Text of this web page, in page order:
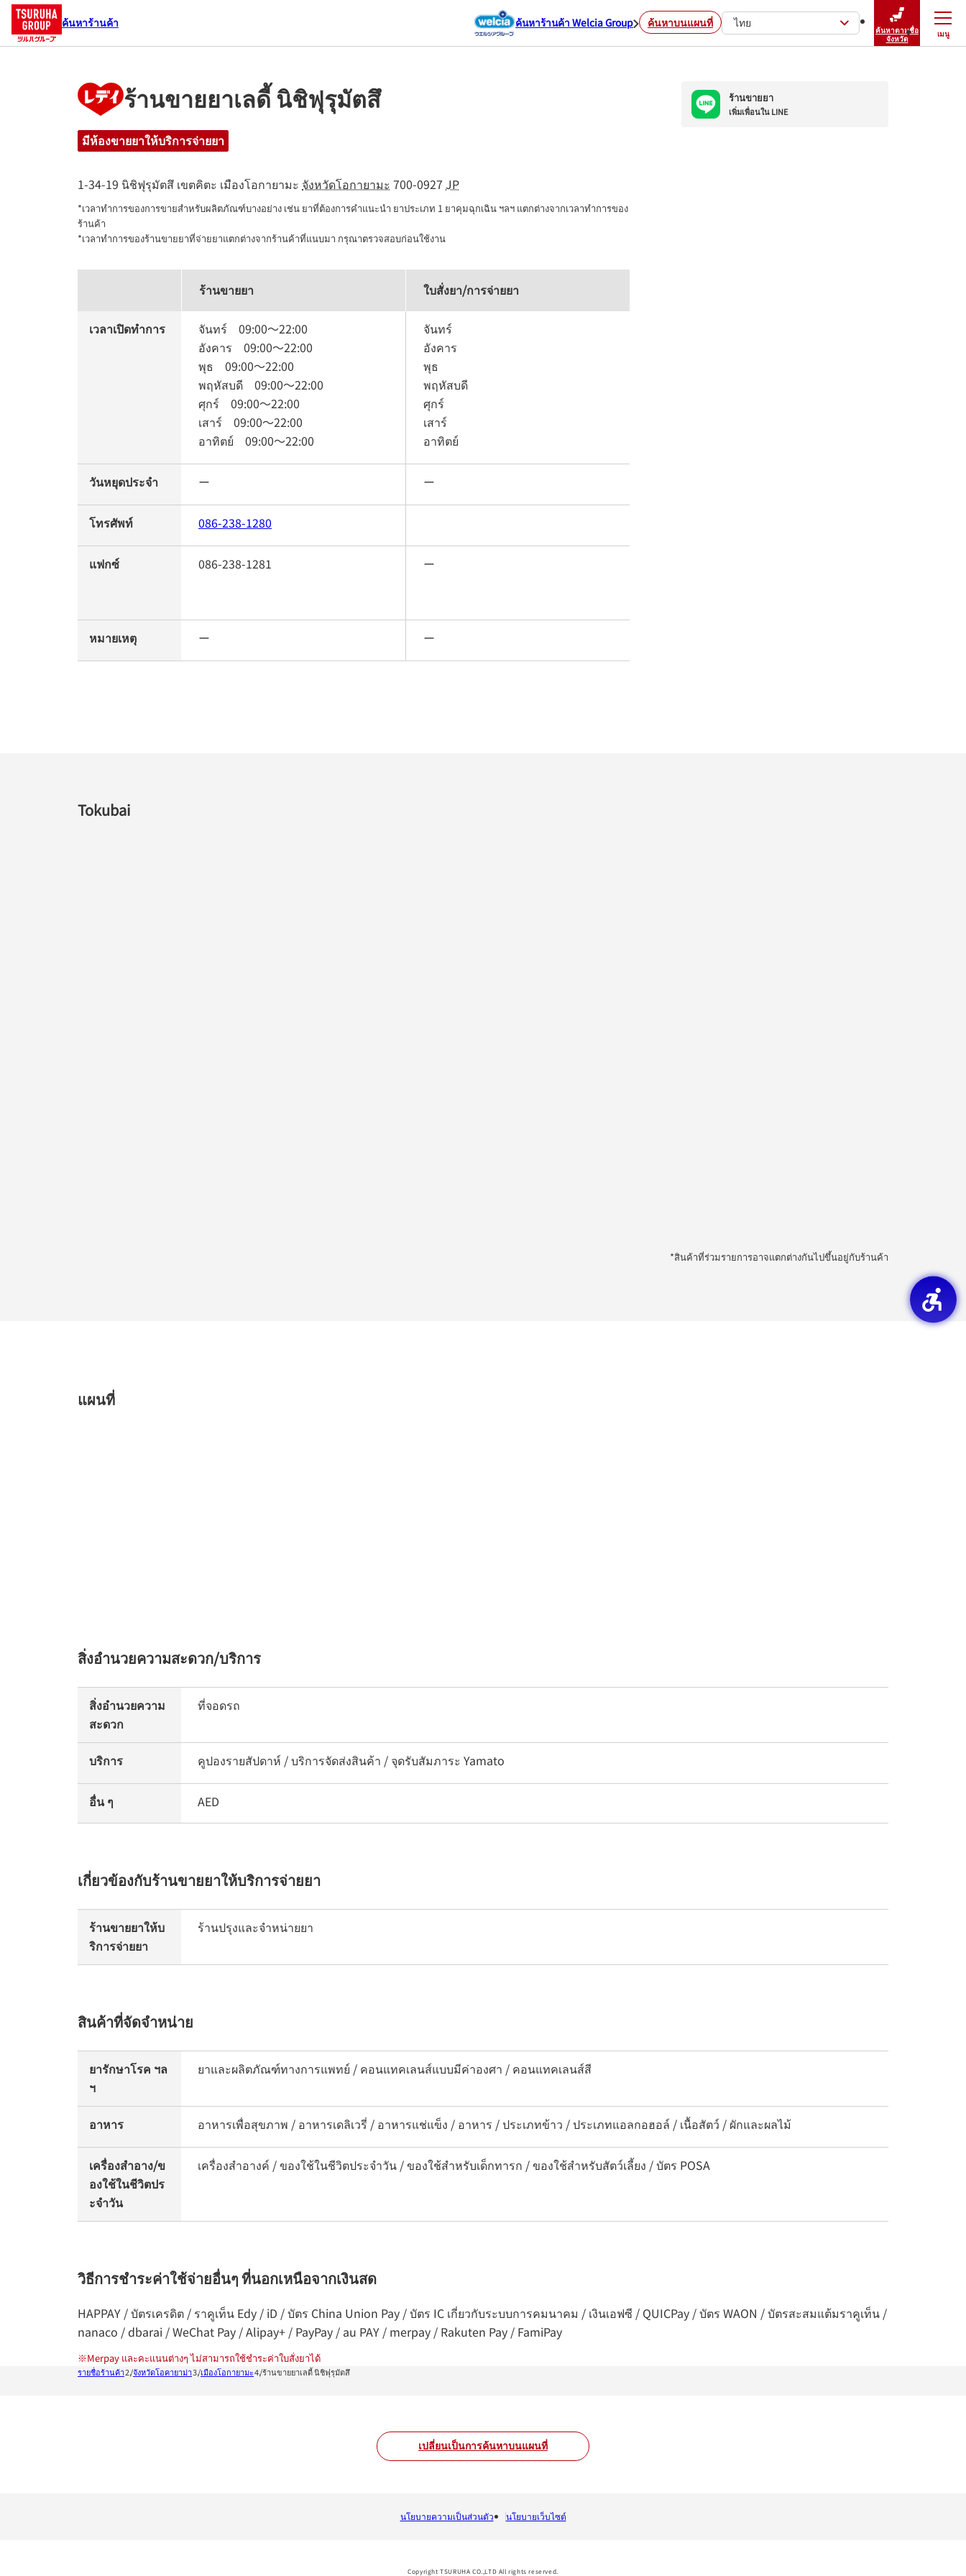
ค้นหาร้านค้า ค้นหาร้านค้า Welcia Group ค้นหาบนแผนที่ ไทย
ค้นหาตามชื่อ
จังหวัด
เมนู
ปิดเมนู
ร้านขายยาเลดี้ นิชิฟุรุมัตสึ
มีห้องขายยาให้บริการจ่ายยา
1-34-19 นิชิฟุรุมัตสึ เขตคิตะ เมืองโอกายามะ จังหวัดโอกายามะ 700-0927 JP
*เวลาทำการของการขายสำหรับผลิตภัณฑ์บางอย่าง เช่น ยาที่ต้องการคำแนะนำ ยาประเภท 1 ยาคุมฉุกเฉิน ฯลฯ แตกต่างจากเวลาทำการของ
ร้านค้า
*เวลาทำการของร้านขายยาที่จ่ายยาแตกต่างจากร้านค้าที่แนบมา กรุณาตรวจสอบก่อนใช้งาน
ร้านขายยา
เพิ่มเพื่อนใน LINE
Tokubai
*สินค้าที่ร่วมรายการอาจแตกต่างกันไปขึ้นอยู่กับร้านค้า
ร้านขายยา ใบสั่งยา/การจ่ายยา
เวลาเปิดทำการ จันทร์ 09:00～22:00
อังคาร 09:00～22:00
พุธ 09:00～22:00
พฤหัสบดี 09:00～22:00
ศุกร์ 09:00～22:00
เสาร์ 09:00～22:00
อาทิตย์ 09:00～22:00
จันทร์
อังคาร
พุธ
พฤหัสบดี
ศุกร์
เสาร์
อาทิตย์
วันหยุดประจำ ー ー
โทรศัพท์ 086-238-1280
แฟกซ์ 086-238-1281 ー
หมายเหตุ ー ー
แผนที่
สิ่งอำนวยความสะดวก/บริการ
สิ่งอำนวยความ
สะดวก
ที่จอดรถ
บริการ คูปองรายสัปดาห์ / บริการจัดส่งสินค้า / จุดรับสัมภาระ Yamato
อื่น ๆ AED
เกี่ยวข้องกับร้านขายยาให้บริการจ่ายยา
ร้านขายยาให้บ
ริการจ่ายยา
ร้านปรุงและจำหน่ายยา
สินค้าที่จัดจำหน่าย
ยารักษาโรค ฯล
ฯ
ยาและผลิตภัณฑ์ทางการแพทย์ / คอนแทคเลนส์แบบมีค่าองศา / คอนแทคเลนส์สี
อาหาร อาหารเพื่อสุขภาพ / อาหารเดลิเวรี่ / อาหารแช่แข็ง / อาหาร / ประเภทข้าว / ประเภทแอลกอฮอล์ / เนื้อสัตว์ / ผักและผลไม้
เครื่องสำอาง/ข
องใช้ในชีวิตปร
ะจำวัน
เครื่องสำอางค์ / ของใช้ในชีวิตประจำวัน / ของใช้สำหรับเด็กทารก / ของใช้สำหรับสัตว์เลี้ยง / บัตร POSA
วิธีการชำระค่าใช้จ่ายอื่นๆ ที่นอกเหนือจากเงินสด
HAPPAY / บัตรเครดิต / ราคูเท็น Edy / iD / บัตร China Union Pay / บัตร IC เกี่ยวกับระบบการคมนาคม / เงินเอฟซี / QUICPay / บัตร WAON / บัตรสะสมแต้มราคูเท็น /
nanaco / dbarai / WeChat Pay / Alipay+ / PayPay / au PAY / merpay / Rakuten Pay / FamiPay
※Merpay และคะแนนต่างๆ ไม่สามารถใช้ชำระค่าใบสั่งยาได้
เปลี่ยนเป็นการค้นหาบนแผนที่
รายชื่อร้านค้า จังหวัดโอคายาม่า เมืองโอกายามะ ร้านขายยาเลดี้ นิชิฟุรุมัตสึ
นโยบายความเป็นส่วนตัว นโยบายเว็บไซต์
Copyright TSURUHA CO.,LTD All rights reserved.